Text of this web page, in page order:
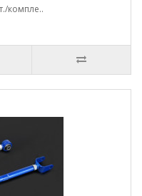
компле..